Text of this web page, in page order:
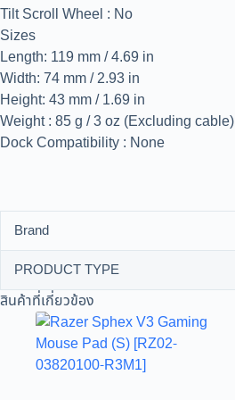
Tilt Scroll Wheel : No
Sizes
Length: 119 mm / 4.69 in
Width: 74 mm / 2.93 in
Height: 43 mm / 1.69 in
Weight : 85 g / 3 oz (Excluding cable)
Dock Compatibility : None
Brand
PRODUCT TYPE
สินค้าที่เกี่ยวข้อง